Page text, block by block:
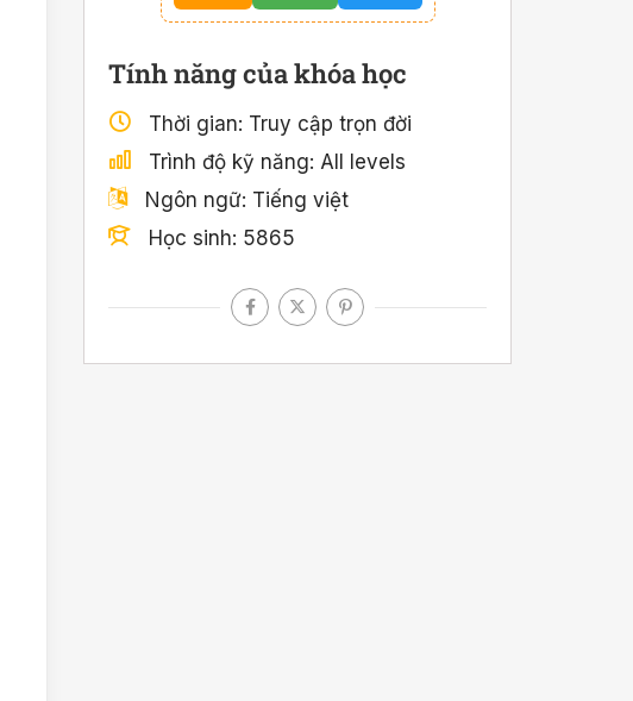
Tính năng của khóa học
Thời gian Truy cập trọn đời
Trình độ kỹ năng All levels
Ngôn ngữ Tiếng việt
Học sinh 5865